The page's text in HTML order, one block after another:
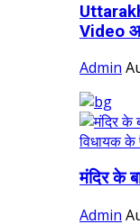
Video
Admin
मंदिर के
Admin